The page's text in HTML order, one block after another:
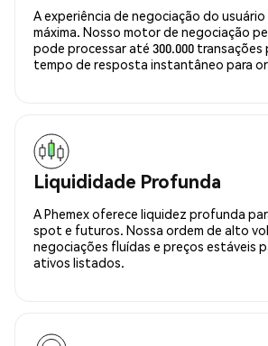
A experiência de negociação do
máxima. Nosso motor de negociação
pode processar até 300.000 transações
tempo de resposta instantâneo para
Liquididade Profunda
A Phemex oferece liquidez profunda
spot e futuros. Nossa ordem de alto
negociações fluídas e preços estáveis
ativos listados.